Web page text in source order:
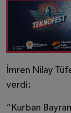
İmren Nilay
verdi:
“Kurban